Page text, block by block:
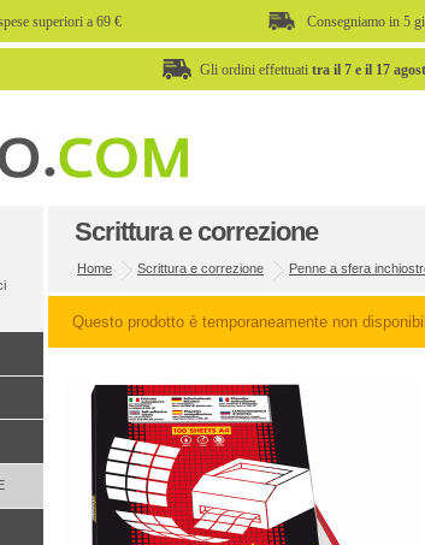
superiori a 69 € Consegniamo in 5
Gli ordini effettuati tra il 7 e il 17
Scrittura e correzione
Home Scrittura e correzione Penne a sfera
Questo prodotto è temporaneamente non